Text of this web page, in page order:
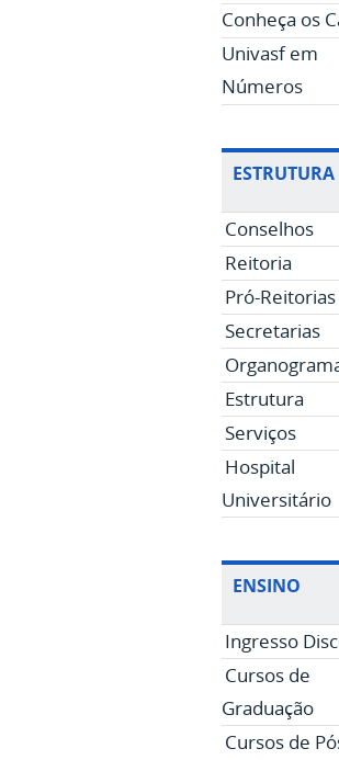
Conheça os
Univasf em
Números
ESTRUTURA
Conselhos
Reitoria
Pró-Reitorias
Secretarias
Estrutura
Serviços
Hospital
Universitário
ENSINO
Ingresso
Cursos de
Graduação
Cursos de